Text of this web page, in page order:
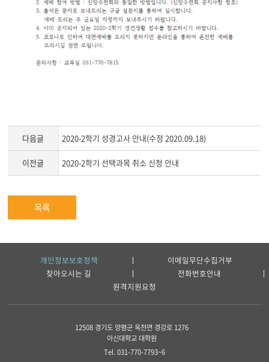
다음글 2020-2학기 성경고사 안내(수정 2020.09.18)
이전글 2020-2학기 선택과목 취소 신청 안내
목록
개인정보보호정책
이메일무단수집거부
찾아오시는 길
전화번호안내
원격지원요청
12508 경기도 양평군 옥천면 경강로 1276
아신대학교 대학원
Tel. 031-770-7793~6